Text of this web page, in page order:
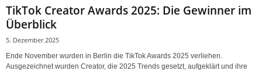
TikTok Creator Awards 2025: Die Gewinner im
Überblick
5. Dezember 2025
Ende November wurden in Berlin die TikTok Awards 2025 verliehen.
Ausgezeichnet wurden Creator, die 2025 Trends gesetzt, aufgeklärt und ihre